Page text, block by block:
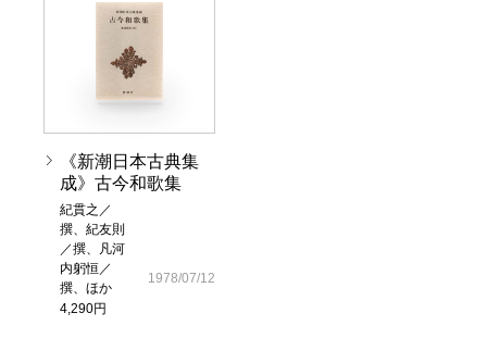
《新潮日本古典集
成》古今和歌集
紀貫之／
撰、紀友則
／撰、凡河
内躬恒／
撰、ほか
4,290円
1978/07/12